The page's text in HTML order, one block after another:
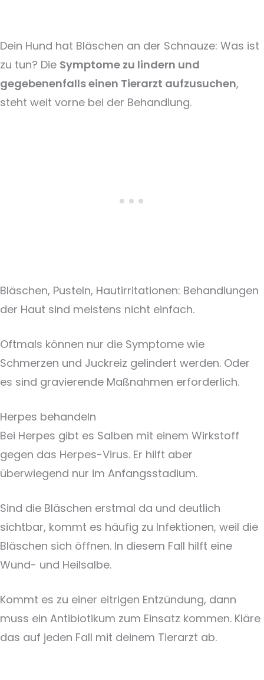
Dein Hund hat Bläschen an der Schnauze: Was ist
zu tun? Die Symptome zu lindern und
gegebenenfalls einen Tierarzt aufzusuchen,
steht weit vorne bei der Behandlung.
Bläschen, Pusteln, Hautirritationen: Behandlungen
der Haut sind meistens nicht einfach.
Oftmals können nur die Symptome wie
Schmerzen und Juckreiz gelindert werden. Oder
es sind gravierende Maßnahmen erforderlich.
Herpes behandeln
Bei Herpes gibt es Salben mit einem Wirkstoff
gegen das Herpes-Virus. Er hilft aber
überwiegend nur im Anfangsstadium.
Sind die Bläschen erstmal da und deutlich
sichtbar, kommt es häufig zu Infektionen, weil die
Bläschen sich öffnen. In diesem Fall hilft eine
Wund- und Heilsalbe.
Kommt es zu einer eitrigen Entzündung, dann
muss ein Antibiotikum zum Einsatz kommen. Kläre
das auf jeden Fall mit deinem Tierarzt ab.